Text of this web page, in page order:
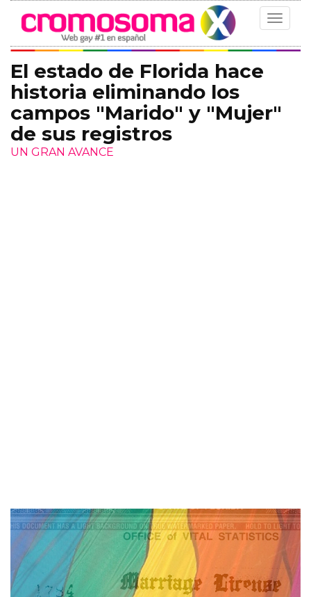
Toggle
El estado de Florida hace
historia eliminando los
campos "Marido" y "Mujer"
de sus registros
UN GRAN AVANCE